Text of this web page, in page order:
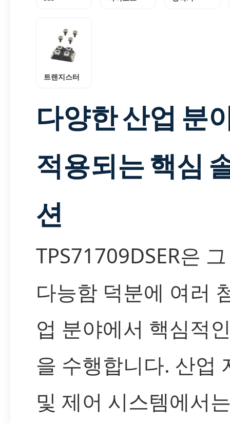
트랜지스터
다양한 산업 분
적용되는 핵심
션
TPS71709DSER은
다능함 덕분에 여러
업 분야에서 핵심적
을 수행합니다. 산업
및 제어 시스템에서